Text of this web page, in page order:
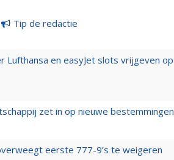
Tip de redactie
en easyJet slots vrijgeven op
zet in op nieuwe bestemmingen
eerste 777-9’s te weigeren